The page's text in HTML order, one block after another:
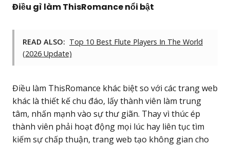
Điều gì làm ThisRomance nổi bật
READ ALSO: Top 10 Best Flute Players In The World
(2026 Update)
Điều làm ThisRomance khác biệt so với các trang web
khác là thiết kế chu đáo, lấy thành viên làm trung
tâm, nhấn mạnh vào sự thư giãn. Thay vì thúc ép
thành viên phải hoạt động mọi lúc hay liên tục tìm
kiếm sự chấp thuận, trang web tạo không gian cho